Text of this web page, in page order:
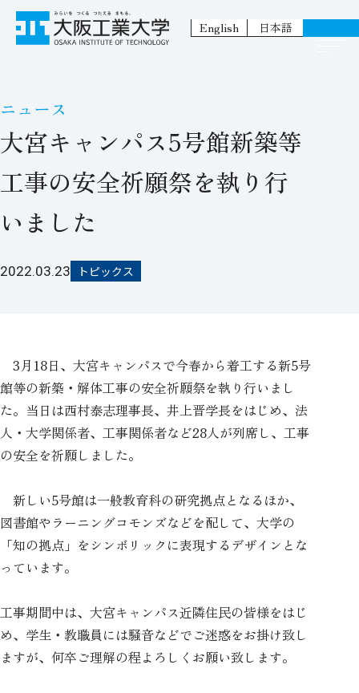
English 日本語
ニュース
大宮キャンパス5号館新築等
工事の安全祈願祭を執り行
いました
2022.03.23 トピックス
3月18日、大宮キャンパスで今春から着工する新5号
館等の新築・解体工事の安全祈願祭を執り行いまし
た。当日は西村泰志理事長、井上晋学長をはじめ、法
人・大学関係者、工事関係者など28人が列席し、工事
の安全を祈願しました。
新しい5号館は一般教育科の研究拠点となるほか、
図書館やラーニングコモンズなどを配して、大学の
「知の拠点」をシンボリックに表現するデザインとな
っています。
工事期間中は、大宮キャンパス近隣住民の皆様をはじ
め、学生・教職員には騒音などでご迷惑をお掛け致し
ますが、何卒ご理解の程よろしくお願い致します。